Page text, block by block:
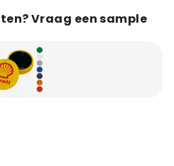
Vraag een sample